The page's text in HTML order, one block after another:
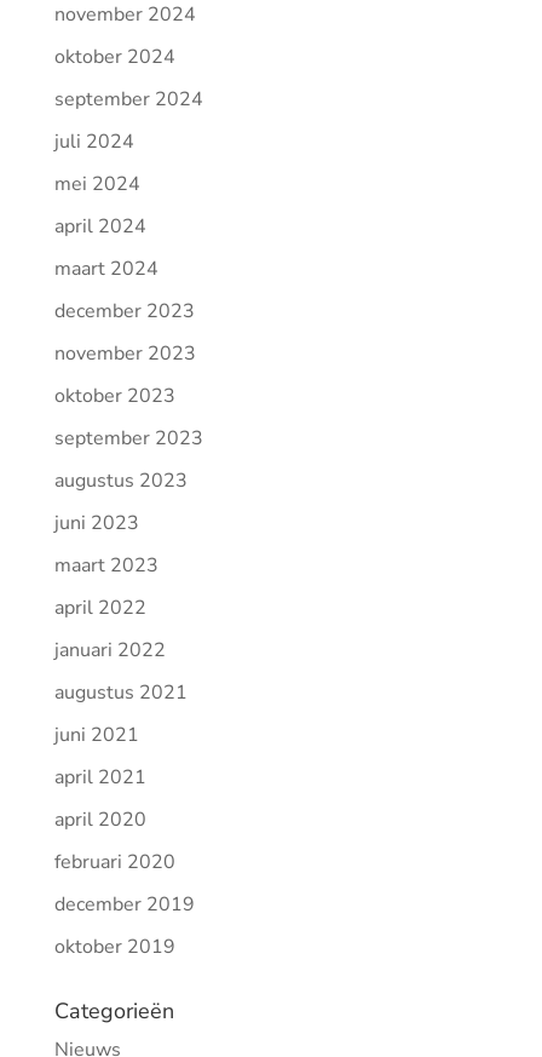
november 2024
oktober 2024
september 2024
juli 2024
mei 2024
april 2024
maart 2024
december 2023
november 2023
oktober 2023
september 2023
augustus 2023
juni 2023
maart 2023
april 2022
januari 2022
augustus 2021
juni 2021
april 2021
april 2020
februari 2020
december 2019
oktober 2019
Categorieën
Nieuws